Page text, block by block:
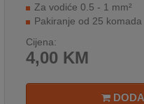
Za vodiće 0.5 - 1 mm²
Pakiranje od 25 komada
Cijena:
4,00 KM